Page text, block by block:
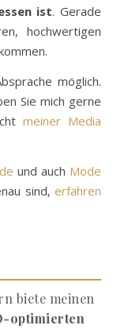
ist. Gerade
hochwertigen
möglich.
Sie mich gerne
meiner Media
und auch Mode
sind,erfahren
biete meinen
optimierten